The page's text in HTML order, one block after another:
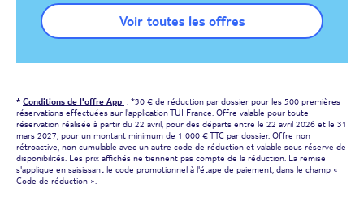
Voir toutes les offres
* Conditions de l'offre App : *30 € de réduction par dossier pour les 500 premières
réservations effectuées sur l'application TUI France. Offre valable pour toute
réservation réalisée à partir du 22 avril, pour des départs entre le 22 avril 2026 et le 31
mars 2027, pour un montant minimum de 1 000 € TTC par dossier. Offre non
rétroactive, non cumulable avec un autre code de réduction et valable sous réserve de
disponibilités. Les prix affichés ne tiennent pas compte de la réduction. La remise
s'applique en saisissant le code promotionnel à l'étape de paiement, dans le champ «
Code de réduction ».